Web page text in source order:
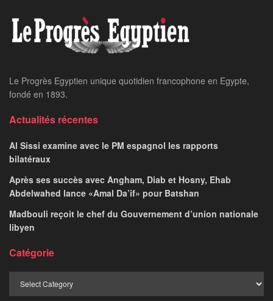
Le Progrès Egyptien unique quotidien francophone en Egypte,
fondé en 1893.
Actualités récentes
Al Sissi examine avec le PM espagnol les rapports
bilatéraux
Après ses succès avec Angham, Diab et Hosny, Ehab
Abdelwahed lance «Amal Da’if» pour Batshan
Madbouli reçoit le chef du Gouvernement d’union nationale
libyen
Catégorie